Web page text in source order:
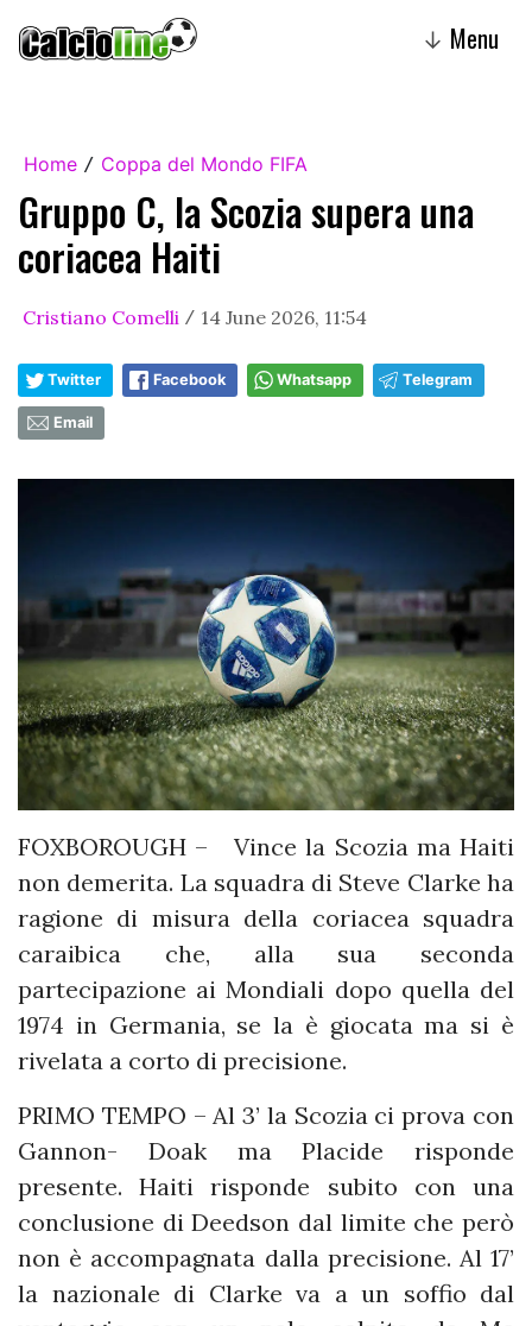
↓ Menu
Home / Coppa del Mondo FIFA
Gruppo C, la Scozia supera una
coriacea Haiti
Cristiano Comelli / 14 June 2026, 11:54
Twitter Facebook Whatsapp Telegram
Email
FOXBOROUGH – Vince la Scozia ma Haiti
non demerita. La squadra di Steve Clarke ha
ragione di misura della coriacea squadra
caraibica che, alla sua seconda
partecipazione ai Mondiali dopo quella del
1974 in Germania, se la è giocata ma si è
rivelata a corto di precisione.
PRIMO TEMPO – Al 3’ la Scozia ci prova con
Gannon- Doak ma Placide risponde
presente. Haiti risponde subito con una
conclusione di Deedson dal limite che però
non è accompagnata dalla precisione. Al 17’
la nazionale di Clarke va a un soffio dal